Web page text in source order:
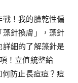
！我的臉乾性偏
針換膚」，藻針
細的了解藻針是
！立值統整給
何防止長痘痘？痘